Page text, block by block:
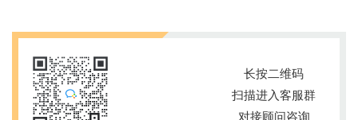
长按二维码
扫描进入客服群
对接顾问咨询